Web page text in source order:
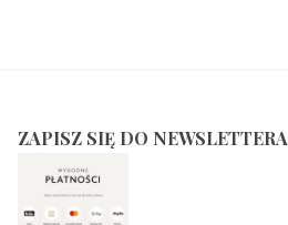
ZAPISZ SIĘ DO NEWSLETTERA